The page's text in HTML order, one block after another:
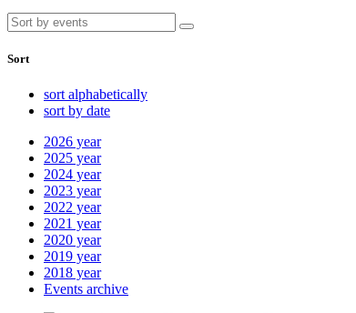
Sort
sort alphabetically
sort by date
2026 year
2025 year
2024 year
2023 year
2022 year
2021 year
2020 year
2019 year
2018 year
Events archive